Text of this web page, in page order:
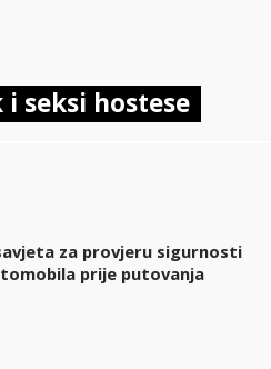
seksi hostese
za provjeru sigurnosti
prije putovanja